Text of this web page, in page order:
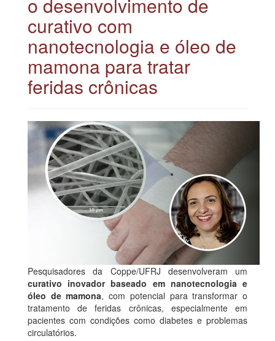
curativo com
nanotecnologia e óleo de
mamona para tratar
feridas crônicas
Pesquisadores da Coppe/UFRJ desenvolveram um
curativo inovador baseado em nanotecnologia e
óleo de mamona, com potencial para transformar o
tratamento de feridas crônicas, especialmente em
pacientes com condições como diabetes e problemas
circulatórios.